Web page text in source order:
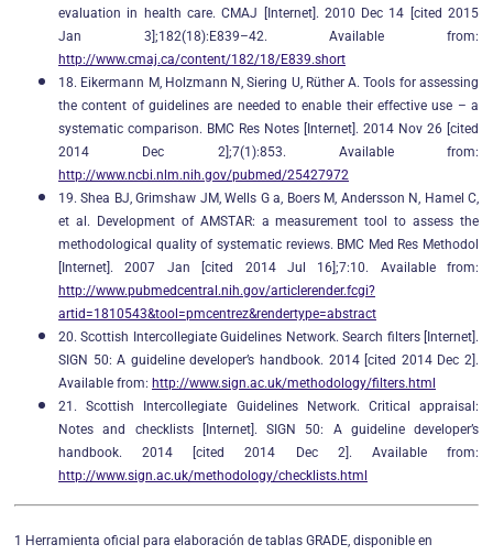
evaluation in health care. CMAJ [Internet]. 2010 Dec 14 [cited 2015
Jan 3];182(18):E839–42. Available from:
http://www.cmaj.ca/content/182/18/E839.short
18. Eikermann M, Holzmann N, Siering U, Rüther A. Tools for assessing
the content of guidelines are needed to enable their effective use – a
systematic comparison. BMC Res Notes [Internet]. 2014 Nov 26 [cited
2014 Dec 2];7(1):853. Available from:
http://www.ncbi.nlm.nih.gov/pubmed/25427972
19. Shea BJ, Grimshaw JM, Wells G a, Boers M, Andersson N, Hamel C,
et al. Development of AMSTAR: a measurement tool to assess the
methodological quality of systematic reviews. BMC Med Res Methodol
[Internet]. 2007 Jan [cited 2014 Jul 16];7:10. Available from:
http://www.pubmedcentral.nih.gov/articlerender.fcgi?
artid=1810543&tool=pmcentrez&rendertype=abstract
20. Scottish Intercollegiate Guidelines Network. Search filters [Internet].
SIGN 50: A guideline developer’s handbook. 2014 [cited 2014 Dec 2].
Available from: http://www.sign.ac.uk/methodology/filters.html
21. Scottish Intercollegiate Guidelines Network. Critical appraisal:
Notes and checklists [Internet]. SIGN 50: A guideline developer’s
handbook. 2014 [cited 2014 Dec 2]. Available from:
http://www.sign.ac.uk/methodology/checklists.html
1 Herramienta oficial para elaboración de tablas GRADE, disponible en